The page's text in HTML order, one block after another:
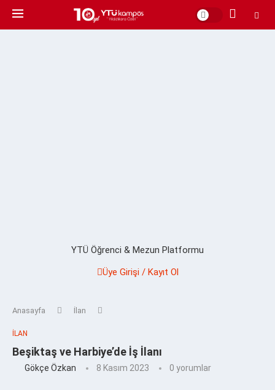
YTÜ Öğrenci & Mezun Platformu
Üye Girişi / Kayıt Ol
Anasayfa İlan
İLAN
Beşiktaş ve Harbiye’de İş İlanı
Gökçe Özkan 8 Kasım 2023 0 yorumlar